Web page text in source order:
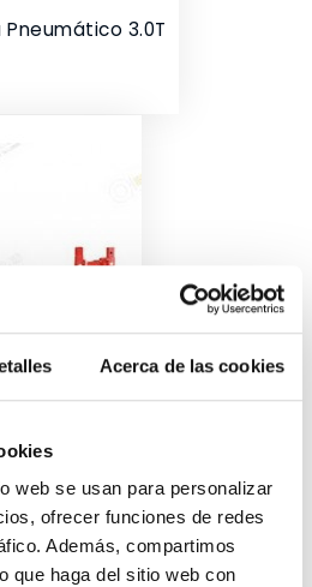
Acerca de las cookies
web se usan para personalizar
ofrecer funciones de redes
Además, compartimos
que haga del sitio web con
3.0T